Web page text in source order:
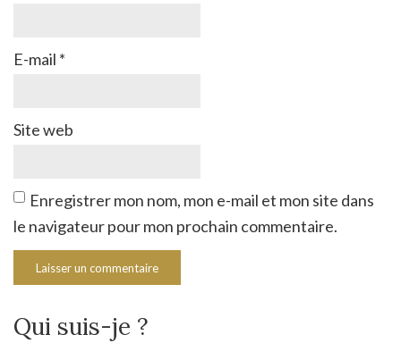
E-mail *
Site web
Enregistrer mon nom, mon e-mail et mon site dans
le navigateur pour mon prochain commentaire.
Qui suis-je ?